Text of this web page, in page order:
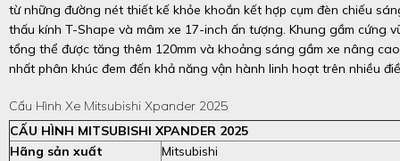
từ những đường nét thiết kế khỏe khoắn kết hợp cụm đèn chiếu
thấu kính T-Shape và mâm xe 17-inch ấn tượng. Khung gầm cứng
tổng thể được tăng thêm 120mm và khoảng sáng gầm xe nâng
nhất phân khúc đem đến khả năng vận hành linh hoạt trên nhiều
Cấu Hình Xe Mitsubishi Xpander 2025
CẤU HÌNH MITSUBISHI XPANDER 2025
Hãng sản xuất
Mitsubishi